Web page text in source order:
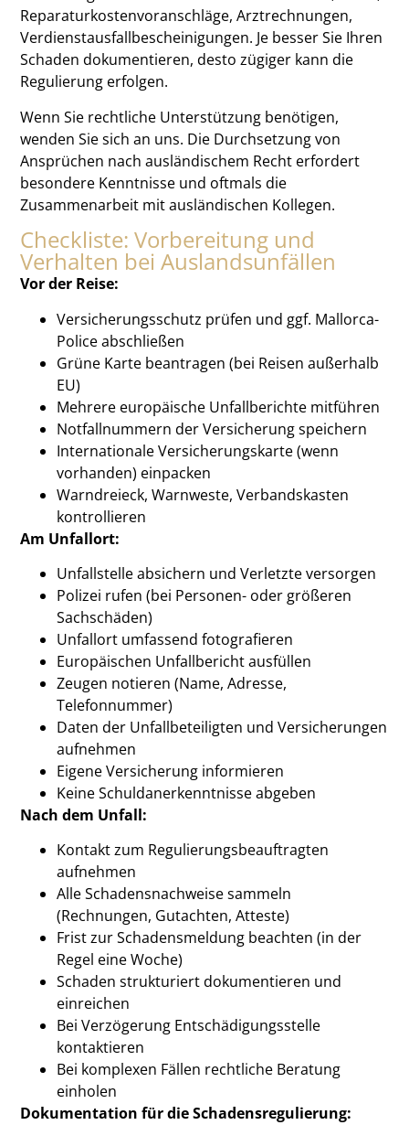
Reparaturkostenvoranschläge, Arztrechnungen,
Verdienstausfallbescheinigungen. Je besser Sie Ihren
Schaden dokumentieren, desto zügiger kann die
Regulierung erfolgen.
Wenn Sie rechtliche Unterstützung benötigen,
wenden Sie sich an uns. Die Durchsetzung von
Ansprüchen nach ausländischem Recht erfordert
besondere Kenntnisse und oftmals die
Zusammenarbeit mit ausländischen Kollegen.
Checkliste: Vorbereitung und
Verhalten bei Auslandsunfällen
Vor der Reise:
Versicherungsschutz prüfen und ggf. Mallorca-
Police abschließen
Grüne Karte beantragen (bei Reisen außerhalb
EU)
Mehrere europäische Unfallberichte mitführen
Notfallnummern der Versicherung speichern
Internationale Versicherungskarte (wenn
vorhanden) einpacken
Warndreieck, Warnweste, Verbandskasten
kontrollieren
Am Unfallort:
Unfallstelle absichern und Verletzte versorgen
Polizei rufen (bei Personen- oder größeren
Sachschäden)
Unfallort umfassend fotografieren
Europäischen Unfallbericht ausfüllen
Zeugen notieren (Name, Adresse,
Telefonnummer)
Daten der Unfallbeteiligten und Versicherungen
aufnehmen
Eigene Versicherung informieren
Keine Schuldanerkenntnisse abgeben
Nach dem Unfall:
Kontakt zum Regulierungsbeauftragten
aufnehmen
Alle Schadensnachweise sammeln
(Rechnungen, Gutachten, Atteste)
Frist zur Schadensmeldung beachten (in der
Regel eine Woche)
Schaden strukturiert dokumentieren und
einreichen
Bei Verzögerung Entschädigungsstelle
kontaktieren
Bei komplexen Fällen rechtliche Beratung
einholen
Dokumentation für die Schadensregulierung: